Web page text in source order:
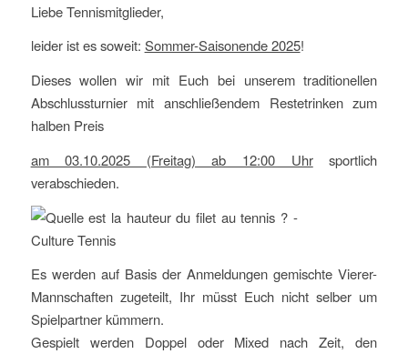
Liebe Tennismitglieder,
leider ist es soweit: Sommer-Saisonende 2025!
Dieses wollen wir mit Euch bei unserem traditionellen
Abschlussturnier mit anschließendem Restetrinken zum
halben Preis
am 03.10.2025 (Freitag) ab 12:00 Uhrsportlich
verabschieden.
Es werden auf Basis der Anmeldungen gemischte Vierer-
Mannschaften zugeteilt, Ihr müsst Euch nicht selber um
Spielpartner kümmern.
Gespielt werden Doppel oder Mixed nach Zeit, den